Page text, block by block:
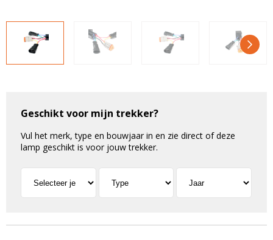
Klantenservice
+31611204496
Geschikt voor mijn trekker?
Vul het merk, type en bouwjaar in en zie direct of deze
lamp geschikt is voor jouw trekker.